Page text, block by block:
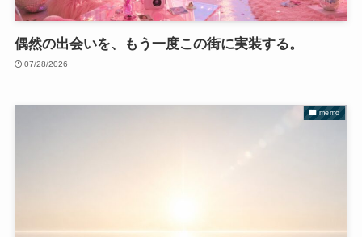
偶然の出会いを、もう一度この街に実装する。
07/28/2026
memo